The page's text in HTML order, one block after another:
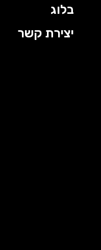
בלוג
יצירת קשר